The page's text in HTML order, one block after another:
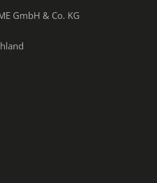
GmbH & Co. KG